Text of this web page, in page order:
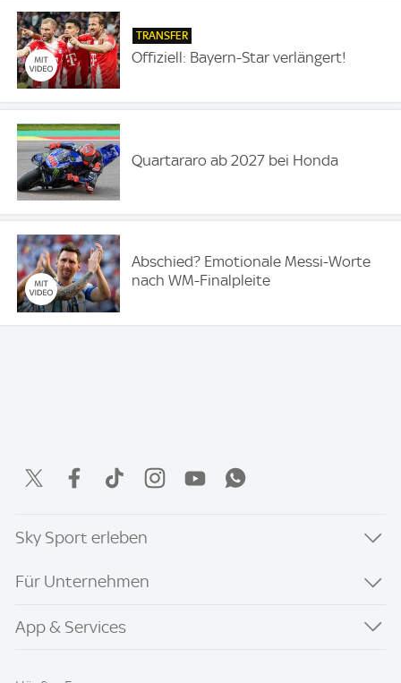
TRANSFER
Offiziell: Bayern-Star verlängert!
Quartararo ab 2027 bei Honda
Abschied? Emotionale Messi-Worte
nach WM-Finalpleite
Sky Sport erleben
Für Unternehmen
App & Services